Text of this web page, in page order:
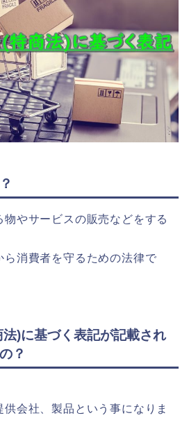
やサービスの販売などをする
ら消費者を守るための法律で
)に基づく表記が記載され
？
会社、製品という事になりま